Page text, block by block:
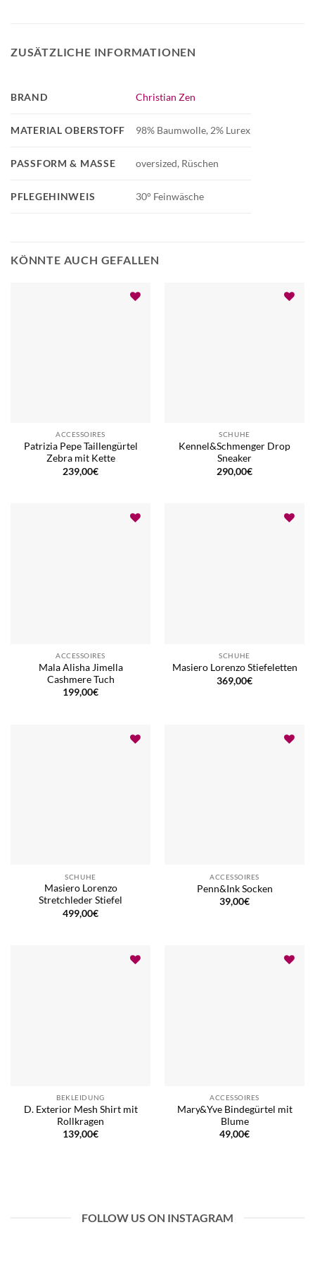
ZUSÄTZLICHE INFORMATIONEN
PFLEGEHINWEIS 30° Feinwäsche
BRAND Christian Zen
MATERIAL OBERSTOFF 98% Baumwolle, 2% Lurex
PASSFORM & MASSE oversized, Rüschen
KÖNNTE AUCH GEFALLEN
ACCESSOIRES
Patrizia Pepe Taillengürtel
Zebra mit Kette
239,00€
SCHUHE
Kennel&Schmenger Drop
Sneaker
290,00€
ACCESSOIRES
Mala Alisha Jimella
Cashmere Tuch
199,00€
SCHUHE
Masiero Lorenzo Stiefeletten
369,00€
SCHUHE
Masiero Lorenzo
Stretchleder Stiefel
499,00€
ACCESSOIRES
Penn&Ink Socken
39,00€
BEKLEIDUNG
D. Exterior Mesh Shirt mit
Rollkragen
139,00€
ACCESSOIRES
Mary&Yve Bindegürtel mit
Blume
49,00€
FOLLOW US ON INSTAGRAM